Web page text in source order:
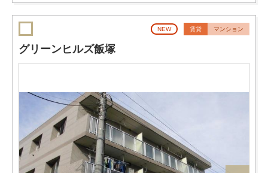
NEW 賃貸 マンション
グリーンヒルズ飯塚